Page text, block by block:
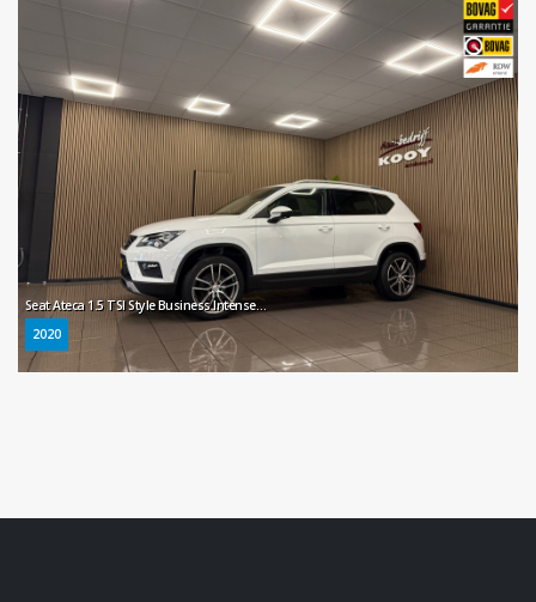
Seat Ateca 1.5 TSI Style Business Intense * Automaat / Trekhaak / Navigatie / Camera / Stoelverwarming *
2020